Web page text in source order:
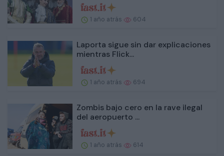
1 año atrás 604
Laporta sigue sin dar explicaciones
mientras Flick...
1 año atrás 694
Zombis bajo cero en la rave ilegal
del aeropuerto ...
1 año atrás 614